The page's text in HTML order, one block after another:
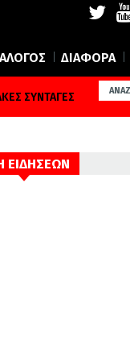
ΔΙΑΦΟΡΑ
ΣΥΝΤΑΓΕΣ
ΕΙΔΗΣΕΩΝ